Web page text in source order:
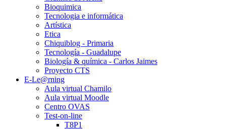
Bioquimica
Tecnologia e informática
Artística
Etica
Chiquiblog - Primaria
Tecnología - Guadalupe
Biología & química - Carlos Jaimes
Proyecto CTS
E-Le@rning
Aula virtual Chamilo
Aula virtual Moodle
Centro OVAS
Test-on-line
T8P1